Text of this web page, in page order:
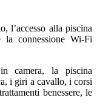
l’accesso alla piscina
connessione Wi-Fi
camera, la piscina
i giri a cavallo, i corsi
benessere, le